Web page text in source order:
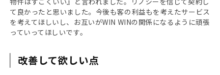
て良かったと思いました。今後も客の利益もを考えたサービス
を考えてほしいし、お互いがWIN WINの関係になるように頑張
っていってほしいです。
改善して欲しい点